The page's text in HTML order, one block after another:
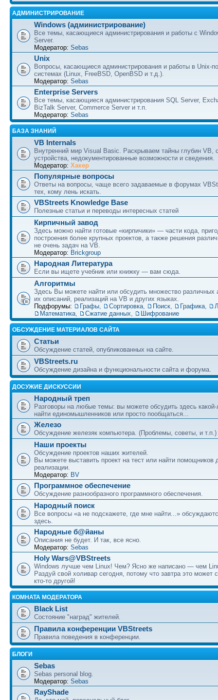
АДМИНИСТРИРОВАНИЕ
Windows (администрирование)
Все темы, касающиеся администрирования и работы с
Server.
Модератор: Sebas
Unix
Вопросы, касающиеся администрирования и работы в Unix-
системах (Linux, FreeBSD, OpenBSD и т.д.).
Модератор: Sebas
Enterprise Servers
Все темы, касающиеся администрирования SQL Server,
BizTalk Server, Commerce Server и т.п.
Модератор: Sebas
БАЗА ЗНАНИЙ
VB Internals
Внутренний мир Visual Basic. Раскрываем тайны глубин VB,
устройства, недокументированные возможности и сведения.
Модератор: Хакер
Популярные вопросы
Ответы на вопросы, чаще всего задаваемые в форумах
тех, кому лень искать.
VBStreets Knowledge Base
Полезные статьи и переводы интересных статей
Кирпичный завод
Здесь можно найти готовые «кирпичики» — части кода,
построения более крупных проектов, а также решения
не очень задач на VB.
Модератор: Brickgroup
Народная Литература
Если вы ищете учебник или книжку — вам сюда.
Алгоритмы
Здесь Вы можете найти или обсудить множество различных
их описаний, реализаций на VB и других языках.
Подфорумы:
Графы, Сортировка, Поиск, Графика,
Математика, Сжатие данных, Шифрование
ОБСУЖДЕНИЕ МАТЕРИАЛОВ САЙТА
Статьи
Обсуждение статей, опубликованных на сайте.
VBStreets.ru
Обсуждение дизайна и функциональности сайта и форума.
ДОСУЖИЕ ДИСКУССИИ
Народный треп
Разговоры на любые темы: вы можете обсудить здесь какой-
найти единомышленников или просто пообщаться...
Железо
Обсуждение железяк компьютера. (Проблемы, советы, и т.п.)
Наши проекты
Обсуждение проектов наших жителей.
Вы можете выставить проект на тест или найти помощников
реализации.
Модератор: BV
Программное обеспечение
Обсуждение разнообразного программного обеспечения.
Народный поиск
Все вопросы «а не подскажете, где мне найти...»
здесь.
Народные б@йаны
Описания не будет. И так, все ясно.
Модератор: Sebas
Holy Wars@VBStreets
Windows лучше чем Linux! Чем? Ясно же написано — чем
Раздуй свой холивар сегодня, потому что завтра это может
кто-то другой!
КОМНАТА МОДЕРАТОРА
Black List
Состояние "наград" жителей.
Правила конференции VBStreets
Правила поведения в конференции.
БЛОГИ
Sebas
Sebas personal blog.
Модератор: Sebas
RayShade